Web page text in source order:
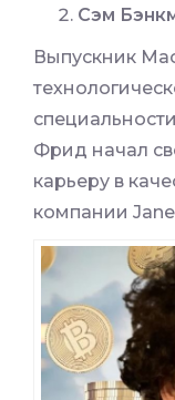
Сэм
Выпускник
Фрид начал
карьеру в
компании